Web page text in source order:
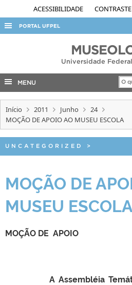
ACESSIBILIDADE CONTRASTE
PORTAL UFPEL
EDITAIS
INTERNACIONAL
OUVIDORIA
TELEFONES
Universidade
MENU
Início 2011 Junho
24
MOÇÃO DE APOIO AO MUSEU ESCOLA
UNCATEGORIZED >
MOÇÃO DE
MUSEU ESCOLA
MOÇÃO DE APOIO
A Assembléia